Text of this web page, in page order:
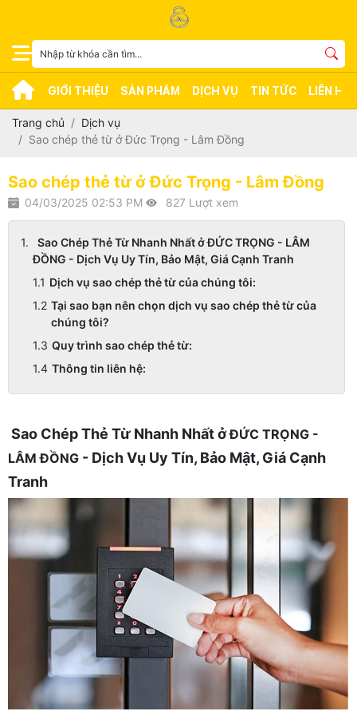
GIỚI THIỆU SẢN PHẨM DỊCH VỤ TIN TỨC LIÊN HỆ
Trang chủ
Dịch vụ
Sao chép thẻ từ ở Đức Trọng - Lâm Đồng
Sao chép thẻ từ ở Đức Trọng - Lâm Đồng
04/03/2025 02:53 PM 827 Lượt xem
Sao Chép Thẻ Từ Nhanh Nhất ở ĐỨC TRỌNG - LÂM
ĐỒNG - Dịch Vụ Uy Tín, Bảo Mật, Giá Cạnh Tranh
Dịch vụ sao chép thẻ từ của chúng tôi:
Tại sao bạn nên chọn dịch vụ sao chép thẻ từ của
chúng tôi?
Quy trình sao chép thẻ từ:
Thông tin liên hệ:
Sao Chép Thẻ Từ Nhanh Nhất ởĐỨC TRỌNG -
LÂM ĐỒNG - Dịch Vụ Uy Tín, Bảo Mật, Giá Cạnh
Tranh